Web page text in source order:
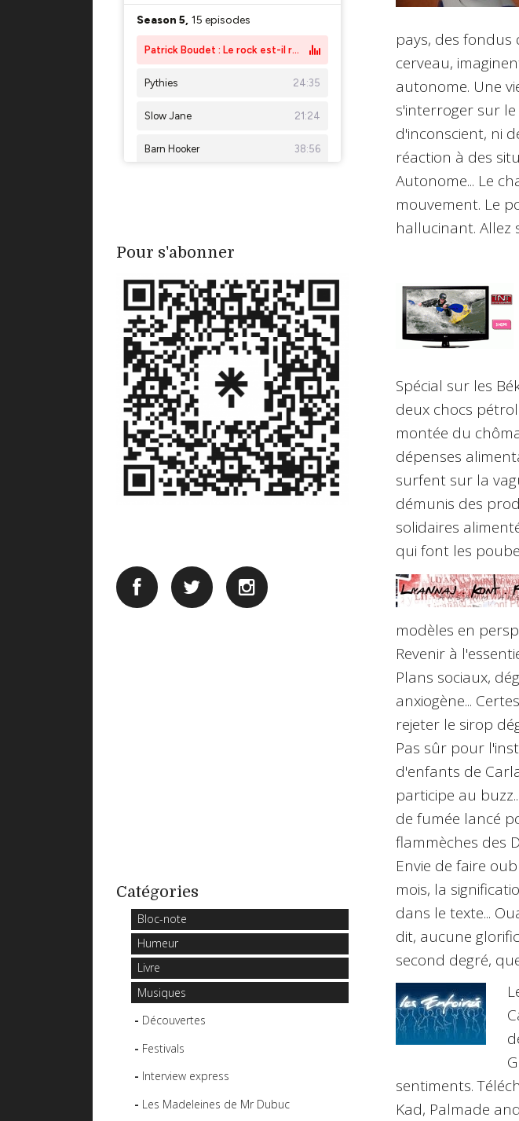
Pour s'abonner
Catégories
Bloc-note
Humeur
Livre
Musiques
Découvertes
Festivals
Interview express
Les Madeleines de Mr Dubuc
pays, des fondus
cerveau,
autonome. Une
s'interroger sur le
d'inconscient, ni
réaction à des
Autonome... Le
mouvement. Le
hallucinant. Allez
Spécial sur les
deux chocs
montée du
dépenses
surfent sur la
démunis des
solidaires
qui font les
modèles en
Revenir à
Plans sociaux,
anxiogène...
rejeter le sirop
Pas sûr pour
d'enfants de
participe au
de fumée lancé
flammèches des
Envie de faire
mois, la
dans le texte...
dit, aucune
second degré,
sentiments.
Kad, Palmade